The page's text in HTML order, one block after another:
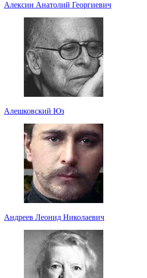
Алексин Анатолий Георгиевич
Алешковский Юз
Андреев Леонид Николаевич